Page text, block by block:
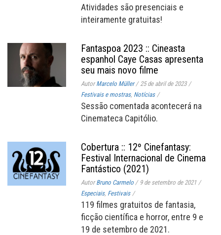
Atividades são presenciais e
inteiramente gratuitas!
Fantaspoa 2023 :: Cineasta
espanhol Caye Casas apresenta
seu mais novo filme
AutorMarcelo Müller / 25 de abril de 2023 /
Festivais e mostras, Notícias /
Sessão comentada acontecerá na
Cinemateca Capitólio.
Cobertura :: 12º Cinefantasy:
Festival Internacional de Cinema
Fantástico (2021)
AutorBruno Carmelo / 9 de setembro de 2021 /
Especiais, Festivais /
119 filmes gratuitos de fantasia,
ficção científica e horror, entre 9 e
19 de setembro de 2021.